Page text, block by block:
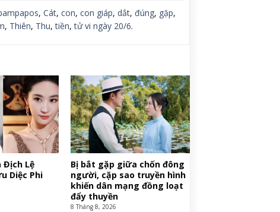
, Cát, con, con giáp, dắt, đúng, gặp,
, Thiên, Thu,tiền,tử vi ngày 20/6.
Địch Lệ
Diệc Phi
Bị bắt gặp giữa chốn đông
người, cặp sao truyền hình
khiến dân mạng đồng loạt
đẩy thuyền
8 Tháng 8, 2026